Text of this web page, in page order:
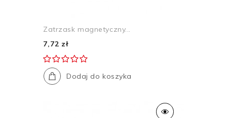
Zatrzask magnetyczny...
7,72 zł
Dodaj do koszyka